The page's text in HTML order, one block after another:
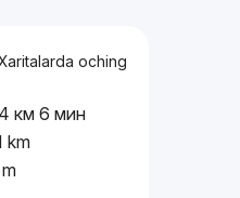
oching
км 6 мин
km